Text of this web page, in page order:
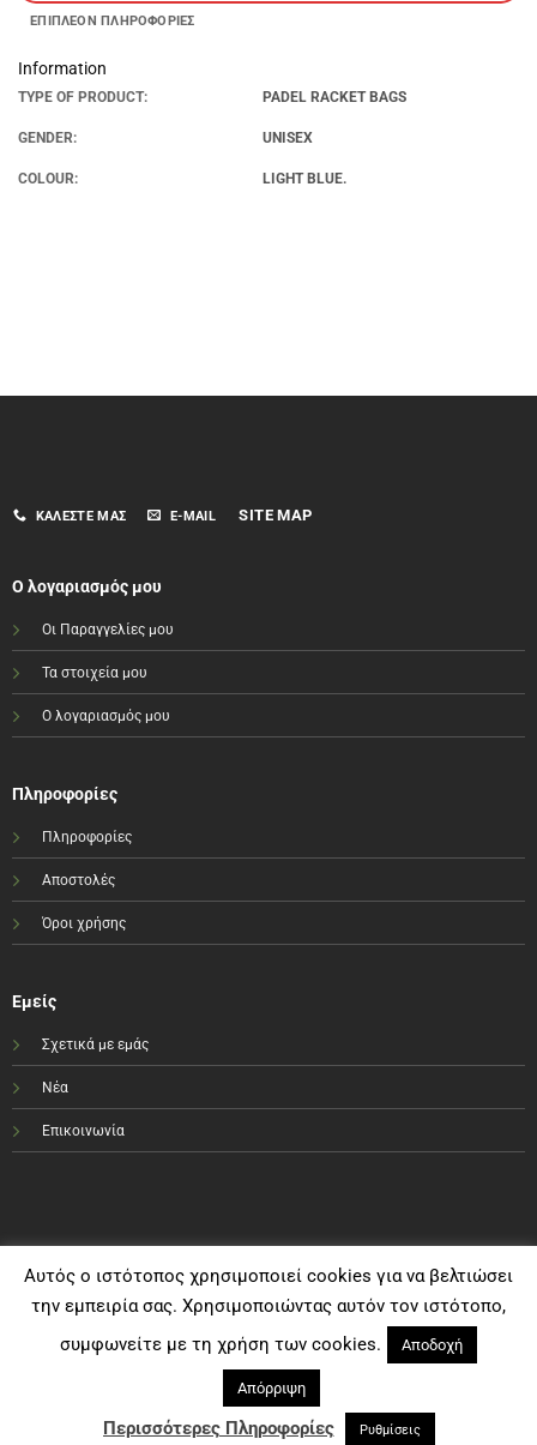
ΕΠΙΠΛΈΟΝ ΠΛΗΡΟΦΟΡΊΕΣ
Information
TYPE OF PRODUCT: PADEL RACKET BAGS
GENDER: UNISEX
COLOUR: LIGHT BLUE.
ΚΑΛΈΣΤΕ ΜΑΣ E-MAIL SITE MAP
Ο λογαριασμός μου
Οι Παραγγελίες μου
Τα στοιχεία μου
Ο λογαριασμός μου
Πληροφορίες
Πληροφορίες
Αποστολές
Όροι χρήσης
Εμείς
Σχετικά με εμάς
Νέα
Επικοινωνία
PayPal MasterCard
Transfer
On
Copyright e-sportshop.gr 2021©
Αυτός ο ιστότοπος χρησιμοποιεί cookies για να βελτιώσει
την εμπειρία σας. Χρησιμοποιώντας αυτόν τον ιστότοπο,
συμφωνείτε με τη χρήση των cookies.
Αποδοχή
Απόρριψη
Περισσότερες Πληροφορίες Ρυθμίσεις